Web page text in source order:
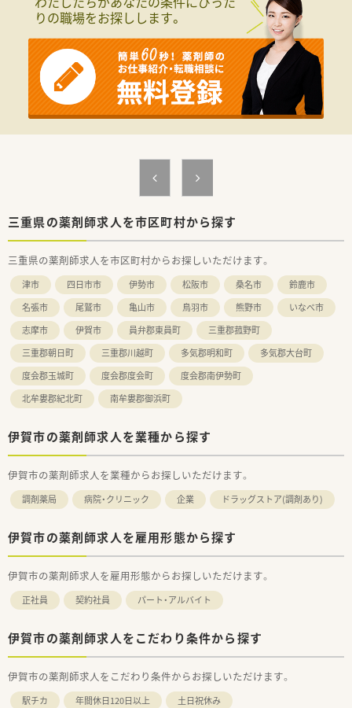
りの職場をお探しします。
三重県の薬剤師求人を市区町村から探す
三重県の薬剤師求人を市区町村からお探しいただけます。
津市 四日市市 伊勢市 松阪市 桑名市
鈴鹿市
名張市
尾鷲市 亀山市 鳥羽市 熊野市
いなべ市
志摩市
伊賀市 員弁郡東員町
三重郡菰野町
三重郡朝日町
三重郡川越町 多気郡明和町
多気郡大台町
度会郡玉城町
度会郡度会町
度会郡南伊勢町
北牟婁郡紀北町
南牟婁郡御浜町
伊賀市の薬剤師求人を業種から探す
伊賀市の薬剤師求人を業種からお探しいただけます。
調剤薬局 病院・クリニック 企業 ドラッグストア(調剤あり)
伊賀市の薬剤師求人を雇用形態から探す
伊賀市の薬剤師求人を雇用形態からお探しいただけます。
正社員 契約社員 パート・アルバイト
伊賀市の薬剤師求人をこだわり条件から探す
伊賀市の薬剤師求人をこだわり条件からお探しいただけます。
駅チカ 年間休日120日以上
土日祝休み